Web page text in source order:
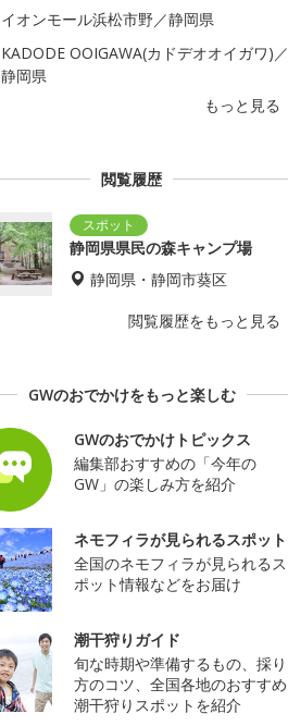
イオンモール浜松市野／静岡県
KADODE OOIGAWA(カドデオオイガワ)／
静岡県
もっと見る
閲覧履歴
静岡県県民の森キャンプ場
静岡県・静岡市葵区
閲覧履歴をもっと見る
GWのおでかけをもっと楽しむ
GWのおでかけトピックス
編集部おすすめの「今年の
GW」の楽しみ方を紹介
ネモフィラが見られるスポット
全国のネモフィラが見られるス
ポット情報などをお届け
潮干狩りガイド
旬な時期や準備するもの、採り
方のコツ、全国各地のおすすめ
潮干狩りスポットを紹介